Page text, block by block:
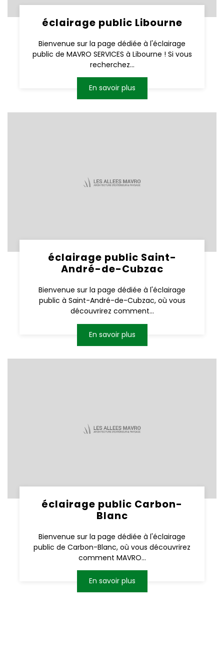
éclairage public Libourne
Bienvenue sur la page dédiée à l'éclairage
public de MAVRO SERVICES à Libourne ! Si vous
recherchez...
En savoir plus
éclairage public Saint-
André-de-Cubzac
Bienvenue sur la page dédiée à l'éclairage
public à Saint-André-de-Cubzac, où vous
découvrirez comment...
En savoir plus
éclairage public Carbon-
Blanc
Bienvenue sur la page dédiée à l'éclairage
public de Carbon-Blanc, où vous découvrirez
comment MAVRO...
En savoir plus